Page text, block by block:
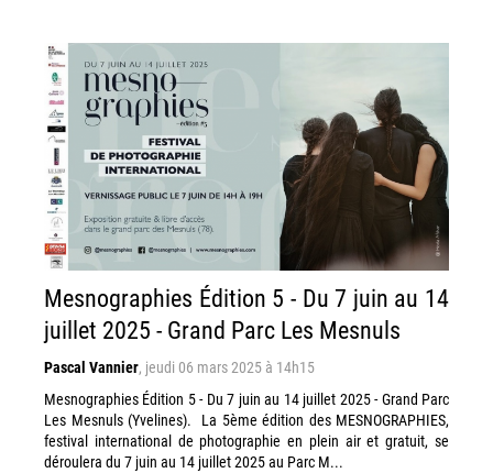
Mesnographies Édition 5 - Du 7 juin au 14
juillet 2025 - Grand Parc Les Mesnuls
Pascal Vannier, jeudi 06 mars 2025 à 14h15
Mesnographies Édition 5 - Du 7 juin au 14 juillet 2025 - Grand Parc
Les Mesnuls (Yvelines). La 5ème édition des MESNOGRAPHIES,
festival international de photographie en plein air et gratuit, se
déroulera du 7 juin au 14 juillet 2025 au Parc M...